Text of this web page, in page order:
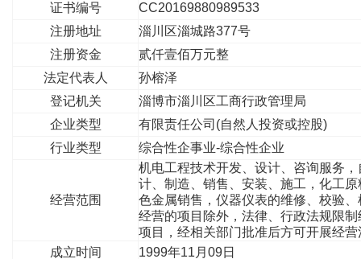
证书编号
CC20169880989533
注册地址
淄川区淄城路377号
注册资金
贰仟壹佰万元整
法定代表人
孙榕泽
登记机关
淄博市淄川区工商行政管理局
企业类型
有限责任公司(自然人投资或控股)
行业类型
综合性企事业-综合性企业
经营范围
机电工程技术开发、设计、咨询服务
计、制造、销售、安装、施工，化工
色金属销售，仪器仪表的维修、校验
经营的项目除外，法律、行政法规限
项目，经相关部门批准后方可开展经
成立时间
1999年11月09日